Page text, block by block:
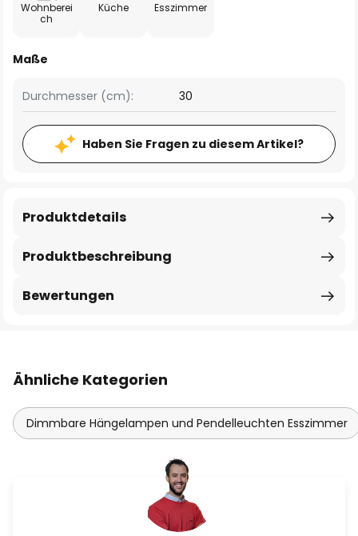
Wohnberei
ch
Küche Esszimmer
Maße
Durchmesser (cm): 30
Haben Sie Fragen zu diesem Artikel?
Produktbeschreibung
Produktdetails
Bewertungen
Ähnliche Kategorien
Dimmbare Hängelampen und Pendelleuchten Esszimmer